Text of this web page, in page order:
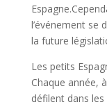
Espagne.
l’événement se
la future
Les petits
Chaque année, à
défilent dans les